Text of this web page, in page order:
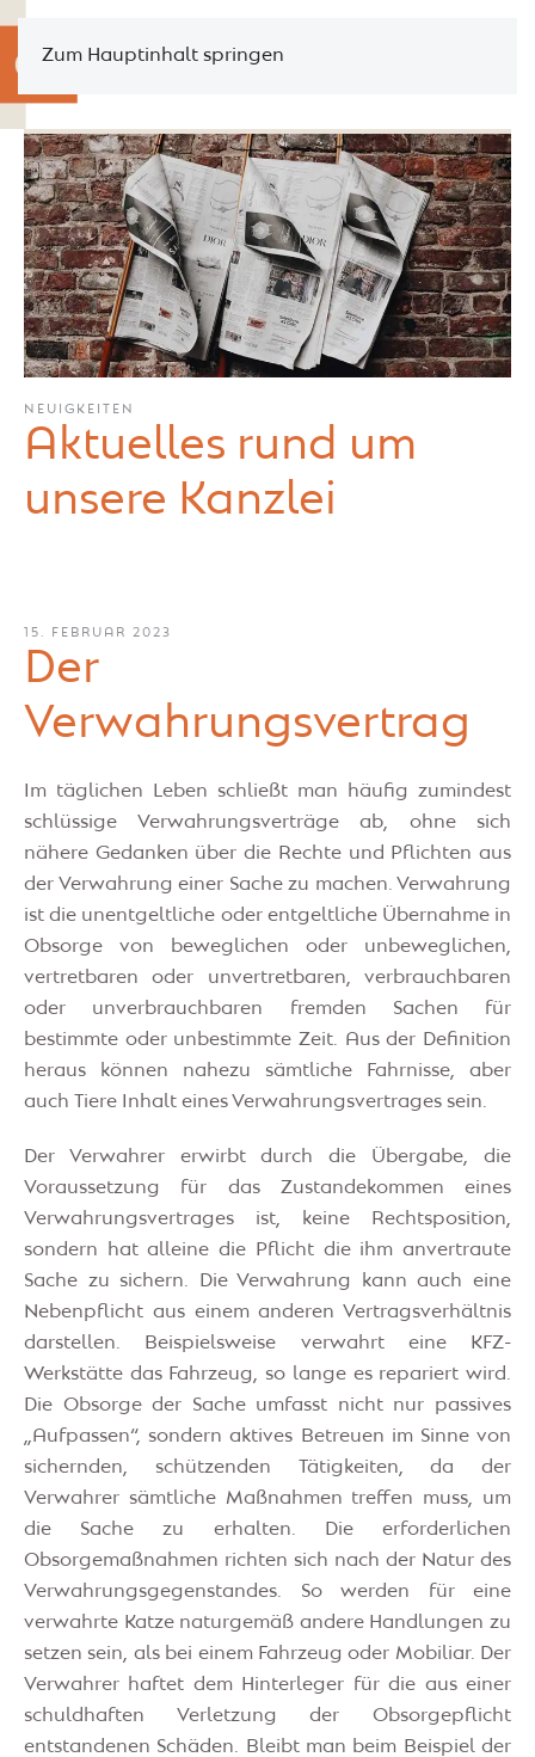
Zum Hauptinhalt springen
NEUIGKEITEN
Aktuelles rund um
unsere Kanzlei
15. FEBRUAR 2023
Der
Verwahrungsvertrag
Im täglichen Leben schließt man häufig zumindest
schlüssige Verwahrungsverträge ab, ohne sich
nähere Gedanken über die Rechte und Pflichten aus
der Verwahrung einer Sache zu machen. Verwahrung
ist die unentgeltliche oder entgeltliche Übernahme in
Obsorge von beweglichen oder unbeweglichen,
vertretbaren oder unvertretbaren, verbrauchbaren
oder unverbrauchbaren fremden Sachen für
bestimmte oder unbestimmte Zeit. Aus der Definition
heraus können nahezu sämtliche Fahrnisse, aber
auch Tiere Inhalt eines Verwahrungsvertrages sein.
Der Verwahrer erwirbt durch die Übergabe, die
Voraussetzung für das Zustandekommen eines
Verwahrungsvertrages ist, keine Rechtsposition,
sondern hat alleine die Pflicht die ihm anvertraute
Sache zu sichern. Die Verwahrung kann auch eine
Nebenpflicht aus einem anderen Vertragsverhältnis
darstellen. Beispielsweise verwahrt eine KFZ-
Werkstätte das Fahrzeug, so lange es repariert wird.
Die Obsorge der Sache umfasst nicht nur passives
„Aufpassen“, sondern aktives Betreuen im Sinne von
sichernden, schützenden Tätigkeiten, da der
Verwahrer sämtliche Maßnahmen treffen muss, um
die Sache zu erhalten. Die erforderlichen
Obsorgemaßnahmen richten sich nach der Natur des
Verwahrungsgegenstandes. So werden für eine
verwahrte Katze naturgemäß andere Handlungen zu
setzen sein, als bei einem Fahrzeug oder Mobiliar. Der
Verwahrer haftet dem Hinterleger für die aus einer
schuldhaften Verletzung der Obsorgepflicht
entstandenen Schäden. Bleibt man beim Beispiel der